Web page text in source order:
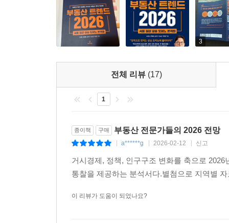
3
전체 리뷰 (17)
1
종이책 구매 부동산 전문가들의 2026 전망
a******g 2026-02-12 신고
거시경제, 정책, 인구구조 변화를 축으로
통찰을 제공하는 분석서다.별첨으로 지역별
이 리뷰가 도움이 되었나요?